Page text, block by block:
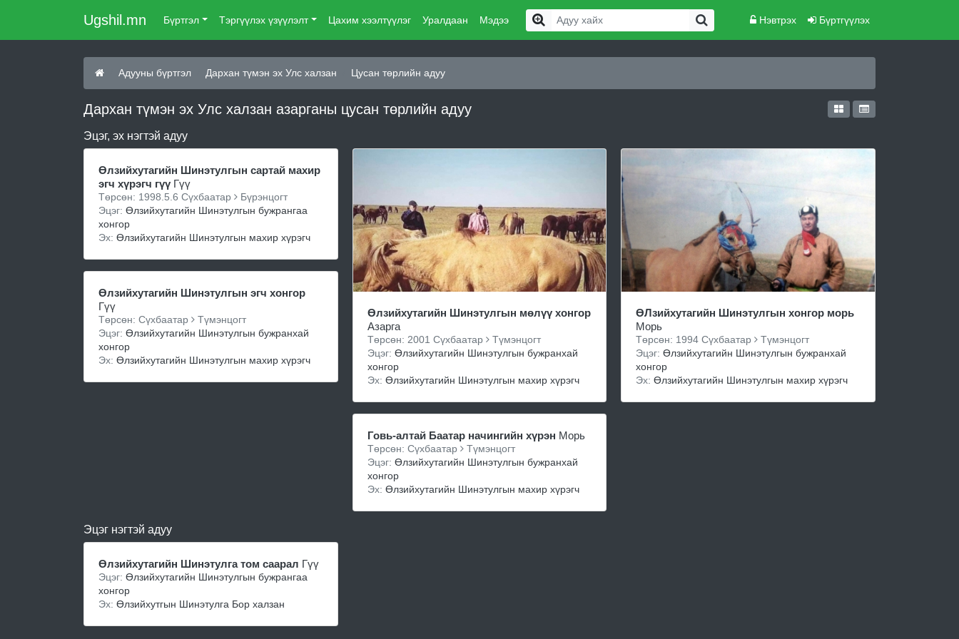
Ugshil.mn Бүртгэл Тэргүүлэх үзүүлэлт Цахим хээлтүүлэг Уралдаан Мэдээ Нэвтрэх Бүртгүүлэх
Адууны бүртгэл Дархан түмэн эх Улс халзан Цусан төрлийн адуу
Дархан түмэн эх Улс халзан азарганы цусан төрлийн адуу
Эцэг, эх нэгтэй адуу
Өлзийхутагийн Шинэтулгын сартай махир
эгч хүрэгч гүү Гүү
Төрсөн: 1998.5.6 Сүхбаатар
Бүрэнцогт
Эцэг: Өлзийхутагийн Шинэтулгын бужрангаа
хонгор
Эх: Өлзийхутагийн Шинэтулгын махир хүрэгч
Өлзийхутагийн Шинэтулгын эгч хонгор
Гүү
Төрсөн: Сүхбаатар
Түмэнцогт
Эцэг: Өлзийхутагийн Шинэтулгын бужранхай
хонгор
Эх: Өлзийхутагийн Шинэтулгын махир хүрэгч
Өлзийхутагийн Шинэтулгын мөлүү хонгор
Азарга
Төрсөн: 2001 Сүхбаатар Түмэнцогт
Эцэг: Өлзийхутагийн Шинэтулгын бужранхай
хонгор
Эх: Өлзийхутагийн Шинэтулгын махир хүрэгч
Говь-алтай Баатар начингийн хүрэн Морь
Төрсөн: Сүхбаатар Түмэнцогт
Эцэг: Өлзийхутагийн Шинэтулгын бужранхай
хонгор
Эх: Өлзийхутагийн Шинэтулгын махир хүрэгч
ӨЛзийхутагийн Шинэтулгын хонгор морь
Морь
Төрсөн: 1994 Сүхбаатар Түмэнцогт
Эцэг:Өлзийхутагийн Шинэтулгын бужранхай
хонгор
Эх:Өлзийхутагийн Шинэтулгын махир хүрэгч
Эцэг нэгтэй адуу
Өлзийхутагийн Шинэтулга том саарал Гүү
Эцэг: Өлзийхутагийн Шинэтулгын бужрангаа
хонгор
Эх: Өлзийхутгын Шинэтулга Бор халзан